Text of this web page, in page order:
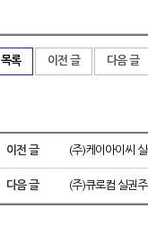
목록 이전 글 다음 글
이전 글 (주)케이아이씨
다음 글 (주)큐로컴 실권